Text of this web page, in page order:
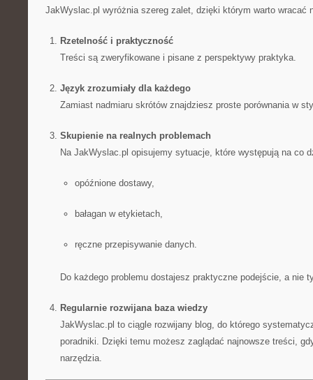
JakWyslac.pl wyróżnia szereg zalet, dzięki którym warto wracać
Rzetelność i praktyczność
Treści są zweryfikowane i pisane z perspektywy praktyka.
Język zrozumiały dla każdego
Zamiast nadmiaru skrótów znajdziesz proste porównania w
Skupienie na realnych problemach
Na JakWyslac.pl opisujemy sytuacje, które występują na co
opóźnione dostawy,
bałagan w etykietach,
ręczne przepisywanie danych.
Do każdego problemu dostajesz praktyczne podejście, a nie
Regularnie rozwijana baza wiedzy
JakWyslac.pl to ciągle rozwijany blog, do którego
poradniki. Dzięki temu możesz zaglądać najnowsze treści,
narzędzia.